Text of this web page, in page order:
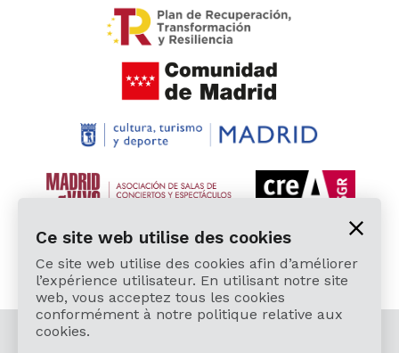
© 2026 Cardamomo Flamenco Madrid - Tous droits
Ce site web utilise des cookies
Ce site web utilise des cookies afin d’améliorer
l’expérience utilisateur. En utilisant notre site
web, vous acceptez tous les cookies
conformément à notre politique relative aux
cookies.